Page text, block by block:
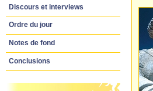
Discours et interviews
Ordre du jour
Notes de fond
Conclusions